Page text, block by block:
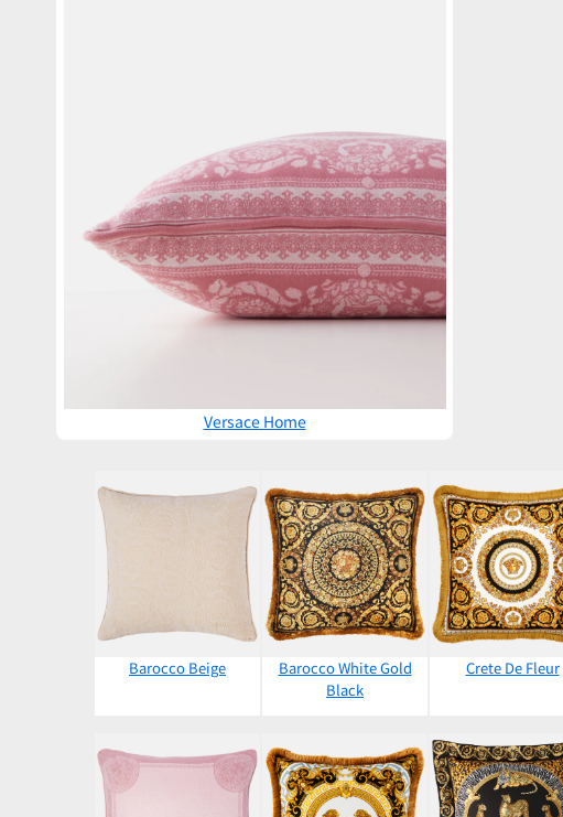
Versace Home
Barocco Beige
Barocco White Gold
Black
Crete De Fleur